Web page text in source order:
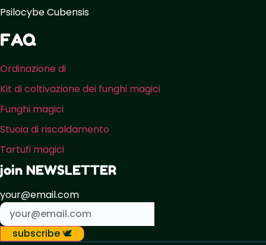
Psilocybe Cubensis
FAQ
Ordinazione di
Kit di coltivazione dei funghi magici
Funghi magici
Stuoia di riscaldamento
Tartufi magici
join NEWSLETTER
your@email.com
subscribe 🕊️